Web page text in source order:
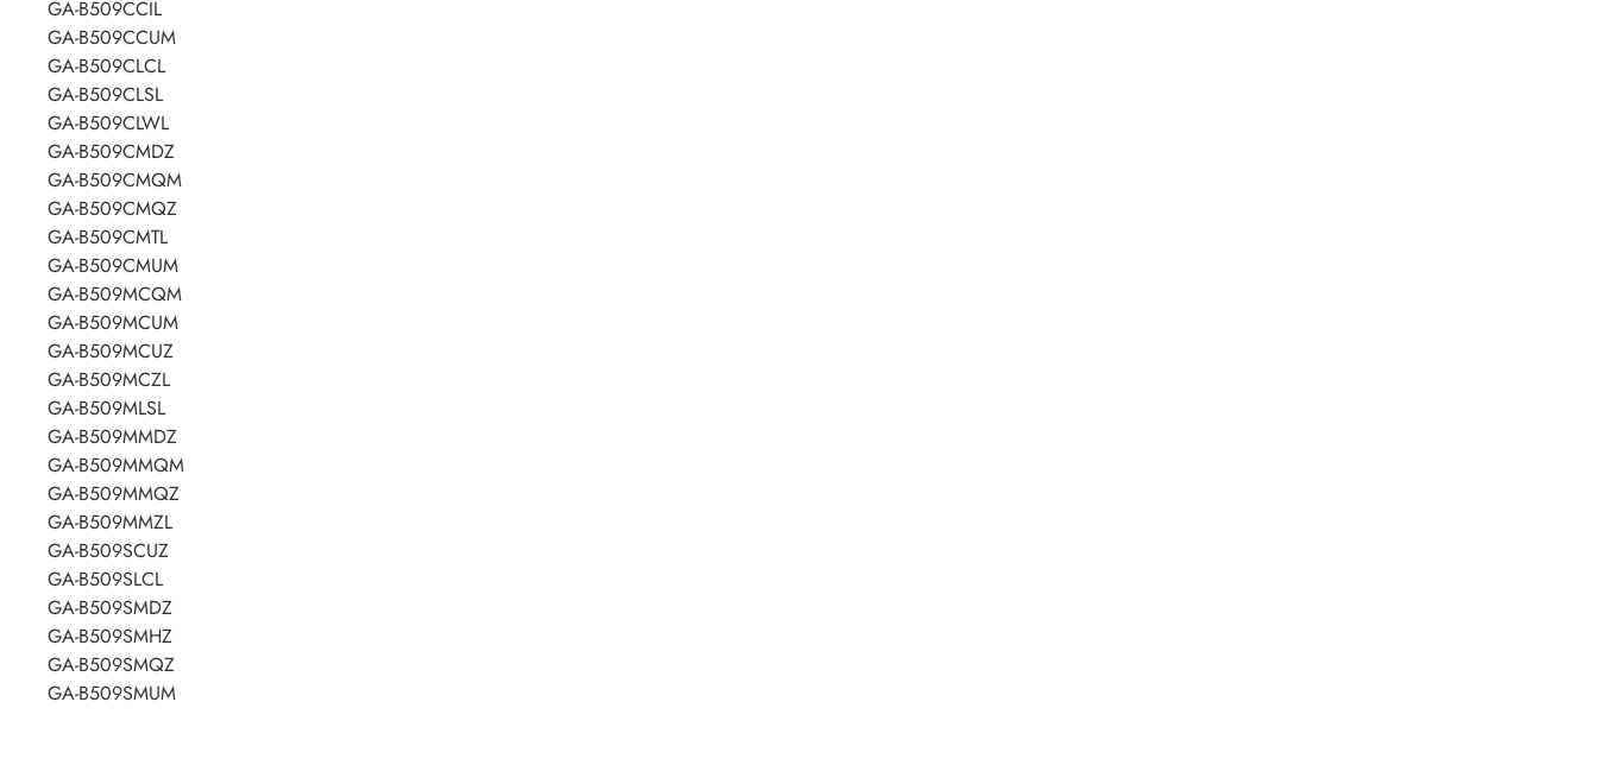
GA-B509CCIL
GA-B509CCUM
GA-B509CLCL
GA-B509CLSL
GA-B509CLWL
GA-B509CMDZ
GA-B509CMQM
GA-B509CMQZ
GA-B509CMTL
GA-B509CMUM
GA-B509MCQM
GA-B509MCUM
GA-B509MCUZ
GA-B509MCZL
GA-B509MLSL
GA-B509MMDZ
GA-B509MMQM
GA-B509MMQZ
GA-B509MMZL
GA-B509SCUZ
GA-B509SLCL
GA-B509SMDZ
GA-B509SMHZ
GA-B509SMQZ
GA-B509SMUM